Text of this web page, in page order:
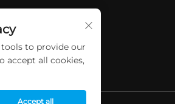
to provide our
accept all cookies,
Accept all